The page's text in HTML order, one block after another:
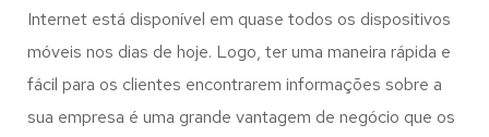
Internet está disponível em quase todos os dispositivos
móveis nos dias de hoje. Logo, ter uma maneira rápida e
fácil para os clientes encontrarem informações sobre a
sua empresa é uma grande vantagem de negócio que os